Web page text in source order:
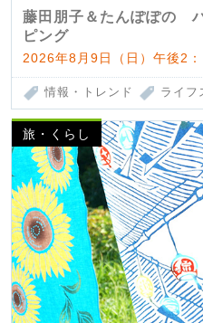
藤田朋子＆たんぽぽの
ピング
2026年8月9日（日）午後2
情報・トレンド ライフ
旅・くらし